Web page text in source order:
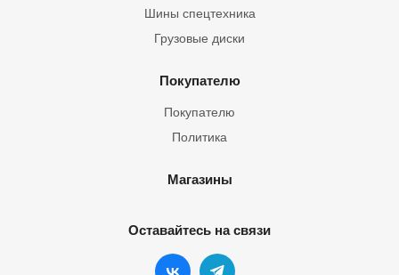
Шины спецтехника
Грузовые диски
Покупателю
Покупателю
Политика
Магазины
Оставайтесь на связи